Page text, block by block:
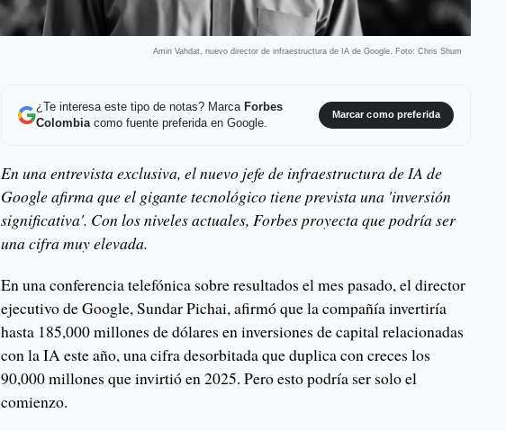
Amin Vahdat, nuevo director de infraestructura de IA de Google. Foto: Chris Shum
¿Te interesa este tipo de notas? Marca Forbes
Colombiacomo fuente preferida en Google.
Marcar como preferida
En una entrevista exclusiva, el nuevo jefe de infraestructura de IA de
Google afirma que el gigante tecnológico tiene prevista una 'inversión
significativa'. Con los niveles actuales, Forbes proyecta que podría ser
una cifra muy elevada.
En una conferencia telefónica sobre resultados el mes pasado, el director
ejecutivo de Google, Sundar Pichai, afirmó que la compañía invertiría
hasta 185,000 millones de dólares en inversiones de capital relacionadas
con la IA este año, una cifra desorbitada que duplica con creces los
90,000 millones que invirtió en 2025. Pero esto podría ser solo el
comienzo.